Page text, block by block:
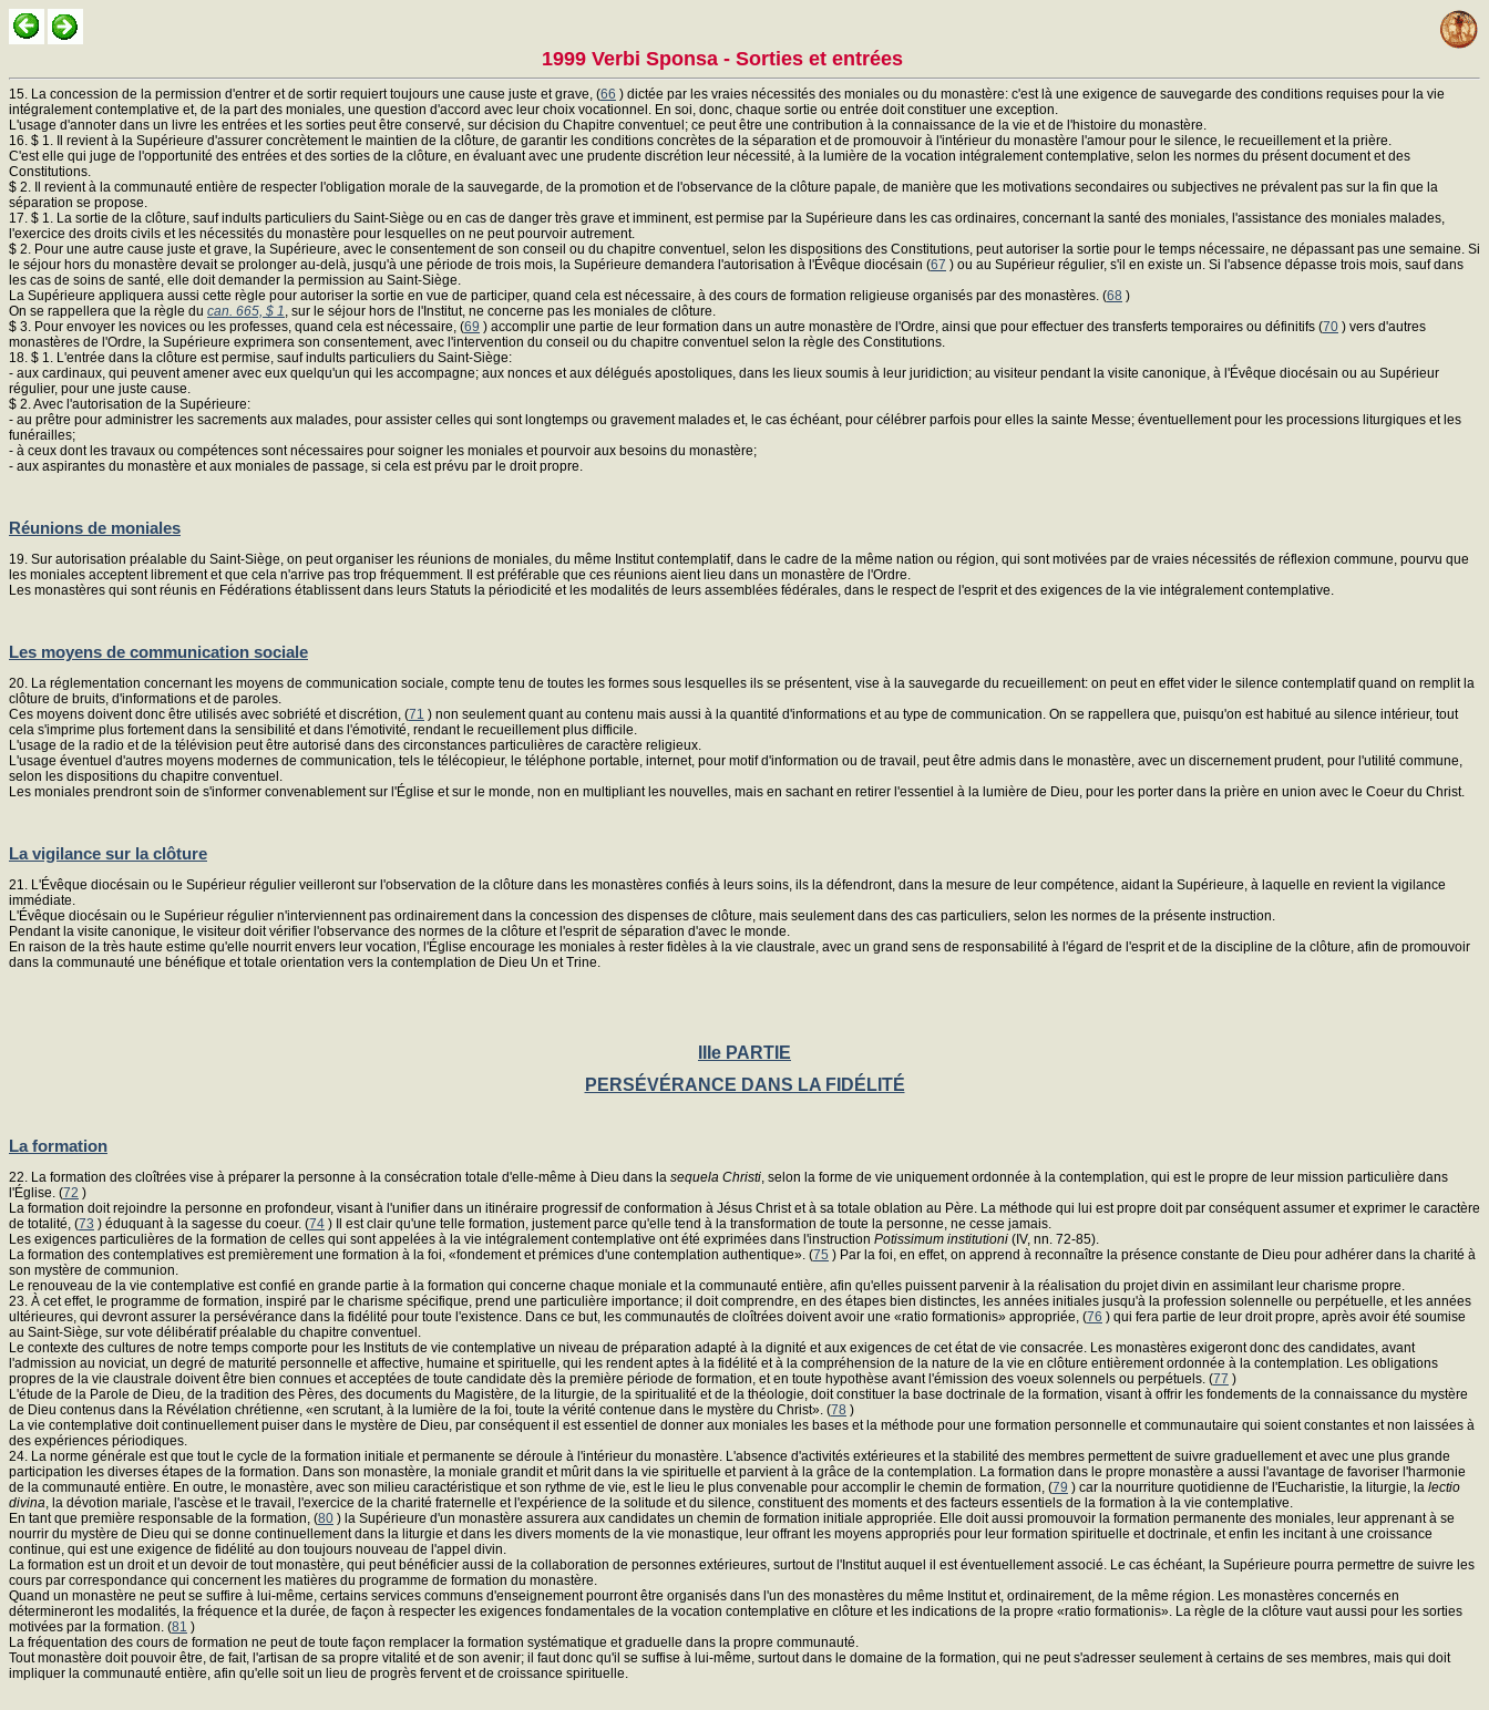
1999 Verbi Sponsa - Sorties et entrées
15. La concession de la permission d'entrer et de sortir requiert toujours une cause juste et grave, (66 ) dictée par les vraies nécessités des moniales ou du monastère: c'est là une exigence de sauvegarde des conditions requises pour la vie
intégralement contemplative et, de la part des moniales, une question d'accord avec leur choix vocationnel. En soi, donc, chaque sortie ou entrée doit constituer une exception.
L'usage d'annoter dans un livre les entrées et les sorties peut être conservé, sur décision du Chapitre conventuel; ce peut être une contribution à la connaissance de la vie et de l'histoire du monastère.
16. $ 1. Il revient à la Supérieure d'assurer concrètement le maintien de la clôture, de garantir les conditions concrètes de la séparation et de promouvoir à l'intérieur du monastère l'amour pour le silence, le recueillement et la prière.
C'est elle qui juge de l'opportunité des entrées et des sorties de la clôture, en évaluant avec une prudente discrétion leur nécessité, à la lumière de la vocation intégralement contemplative, selon les normes du présent document et des
Constitutions.
$ 2. Il revient à la communauté entière de respecter l'obligation morale de la sauvegarde, de la promotion et de l'observance de la clôture papale, de manière que les motivations secondaires ou subjectives ne prévalent pas sur la fin que la
séparation se propose.
17. $ 1. La sortie de la clôture, sauf indults particuliers du Saint-Siège ou en cas de danger très grave et imminent, est permise par la Supérieure dans les cas ordinaires, concernant la santé des moniales, l'assistance des moniales malades,
l'exercice des droits civils et les nécessités du monastère pour lesquelles on ne peut pourvoir autrement.
$ 2. Pour une autre cause juste et grave, la Supérieure, avec le consentement de son conseil ou du chapitre conventuel, selon les dispositions des Constitutions, peut autoriser la sortie pour le temps nécessaire, ne dépassant pas une semaine. Si
le séjour hors du monastère devait se prolonger au-delà, jusqu'à une période de trois mois, la Supérieure demandera l'autorisation à l'Évêque diocésain (67 ) ou au Supérieur régulier, s'il en existe un. Si l'absence dépasse trois mois, sauf dans
les cas de soins de santé, elle doit demander la permission au Saint-Siège.
La Supérieure appliquera aussi cette règle pour autoriser la sortie en vue de participer, quand cela est nécessaire, à des cours de formation religieuse organisés par des monastères. (68 )
On se rappellera que la règle du can. 665, $ 1, sur le séjour hors de l'Institut, ne concerne pas les moniales de clôture.
$ 3. Pour envoyer les novices ou les professes, quand cela est nécessaire, (69 ) accomplir une partie de leur formation dans un autre monastère de l'Ordre, ainsi que pour effectuer des transferts temporaires ou définitifs (70 ) vers d'autres
monastères de l'Ordre, la Supérieure exprimera son consentement, avec l'intervention du conseil ou du chapitre conventuel selon la règle des Constitutions.
18. $ 1. L'entrée dans la clôture est permise, sauf indults particuliers du Saint-Siège:
- aux cardinaux, qui peuvent amener avec eux quelqu'un qui les accompagne; aux nonces et aux délégués apostoliques, dans les lieux soumis à leur juridiction; au visiteur pendant la visite canonique, à l'Évêque diocésain ou au Supérieur
régulier, pour une juste cause.
$ 2. Avec l'autorisation de la Supérieure:
- au prêtre pour administrer les sacrements aux malades, pour assister celles qui sont longtemps ou gravement malades et, le cas échéant, pour célébrer parfois pour elles la sainte Messe; éventuellement pour les processions liturgiques et les
funérailles;
- à ceux dont les travaux ou compétences sont nécessaires pour soigner les moniales et pourvoir aux besoins du monastère;
- aux aspirantes du monastère et aux moniales de passage, si cela est prévu par le droit propre.
Réunions de moniales
19. Sur autorisation préalable du Saint-Siège, on peut organiser les réunions de moniales, du même Institut contemplatif, dans le cadre de la même nation ou région, qui sont motivées par de vraies nécessités de réflexion commune, pourvu que
les moniales acceptent librement et que cela n'arrive pas trop fréquemment. Il est préférable que ces réunions aient lieu dans un monastère de l'Ordre.
Les monastères qui sont réunis en Fédérations établissent dans leurs Statuts la périodicité et les modalités de leurs assemblées fédérales, dans le respect de l'esprit et des exigences de la vie intégralement contemplative.
Les moyens de communication sociale
20. La réglementation concernant les moyens de communication sociale, compte tenu de toutes les formes sous lesquelles ils se présentent, vise à la sauvegarde du recueillement: on peut en effet vider le silence contemplatif quand on remplit la
clôture de bruits, d'informations et de paroles.
Ces moyens doivent donc être utilisés avec sobriété et discrétion, (71 ) non seulement quant au contenu mais aussi à la quantité d'informations et au type de communication. On se rappellera que, puisqu'on est habitué au silence intérieur, tout
cela s'imprime plus fortement dans la sensibilité et dans l'émotivité, rendant le recueillement plus difficile.
L'usage de la radio et de la télévision peut être autorisé dans des circonstances particulières de caractère religieux.
L'usage éventuel d'autres moyens modernes de communication, tels le télécopieur, le téléphone portable, internet, pour motif d'information ou de travail, peut être admis dans le monastère, avec un discernement prudent, pour l'utilité commune,
selon les dispositions du chapitre conventuel.
Les moniales prendront soin de s'informer convenablement sur l'Église et sur le monde, non en multipliant les nouvelles, mais en sachant en retirer l'essentiel à la lumière de Dieu, pour les porter dans la prière en union avec le Coeur du Christ.
La vigilance sur la clôture
21. L'Évêque diocésain ou le Supérieur régulier veilleront sur l'observation de la clôture dans les monastères confiés à leurs soins, ils la défendront, dans la mesure de leur compétence, aidant la Supérieure, à laquelle en revient la vigilance
immédiate.
L'Évêque diocésain ou le Supérieur régulier n'interviennent pas ordinairement dans la concession des dispenses de clôture, mais seulement dans des cas particuliers, selon les normes de la présente instruction.
Pendant la visite canonique, le visiteur doit vérifier l'observance des normes de la clôture et l'esprit de séparation d'avec le monde.
En raison de la très haute estime qu'elle nourrit envers leur vocation, l'Église encourage les moniales à rester fidèles à la vie claustrale, avec un grand sens de responsabilité à l'égard de l'esprit et de la discipline de la clôture, afin de promouvoir
dans la communauté une bénéfique et totale orientation vers la contemplation de Dieu Un et Trine.
IIIe PARTIE
PERSÉVÉRANCE DANS LA FIDÉLITÉ
La formation
22. La formation des cloîtrées vise à préparer la personne à la consécration totale d'elle-même à Dieu dans la sequela Christi , selon la forme de vie uniquement ordonnée à la contemplation, qui est le propre de leur mission particulière dans
l'Église. (72 )
La formation doit rejoindre la personne en profondeur, visant à l'unifier dans un itinéraire progressif de conformation à Jésus Christ et à sa totale oblation au Père. La méthode qui lui est propre doit par conséquent assumer et exprimer le caractère
de totalité, (73 ) éduquant à la sagesse du coeur. (74 ) Il est clair qu'une telle formation, justement parce qu'elle tend à la transformation de toute la personne, ne cesse jamais.
Les exigences particulières de la formation de celles qui sont appelées à la vie intégralement contemplative ont été exprimées dans l'instruction Potissimum institutioni (IV, nn. 72-85).
La formation des contemplatives est premièrement une formation à la foi, «fondement et prémices d'une contemplation authentique». (75 ) Par la foi, en effet, on apprend à reconnaître la présence constante de Dieu pour adhérer dans la charité à
son mystère de communion.
Le renouveau de la vie contemplative est confié en grande partie à la formation qui concerne chaque moniale et la communauté entière, afin qu'elles puissent parvenir à la réalisation du projet divin en assimilant leur charisme propre.
23. À cet effet, le programme de formation, inspiré par le charisme spécifique, prend une particulière importance; il doit comprendre, en des étapes bien distinctes, les années initiales jusqu'à la profession solennelle ou perpétuelle, et les années
ultérieures, qui devront assurer la persévérance dans la fidélité pour toute l'existence. Dans ce but, les communautés de cloîtrées doivent avoir une «ratio formationis» appropriée, (76 ) qui fera partie de leur droit propre, après avoir été soumise
au Saint-Siège, sur vote délibératif préalable du chapitre conventuel.
Le contexte des cultures de notre temps comporte pour les Instituts de vie contemplative un niveau de préparation adapté à la dignité et aux exigences de cet état de vie consacrée. Les monastères exigeront donc des candidates, avant
l'admission au noviciat, un degré de maturité personnelle et affective, humaine et spirituelle, qui les rendent aptes à la fidélité et à la compréhension de la nature de la vie en clôture entièrement ordonnée à la contemplation. Les obligations
propres de la vie claustrale doivent être bien connues et acceptées de toute candidate dès la première période de formation, et en toute hypothèse avant l'émission des voeux solennels ou perpétuels. (77 )
L'étude de la Parole de Dieu, de la tradition des Pères, des documents du Magistère, de la liturgie, de la spiritualité et de la théologie, doit constituer la base doctrinale de la formation, visant à offrir les fondements de la connaissance du mystère
de Dieu contenus dans la Révélation chrétienne, «en scrutant, à la lumière de la foi, toute la vérité contenue dans le mystère du Christ». (78 )
La vie contemplative doit continuellement puiser dans le mystère de Dieu, par conséquent il est essentiel de donner aux moniales les bases et la méthode pour une formation personnelle et communautaire qui soient constantes et non laissées à
des expériences périodiques.
24. La norme générale est que tout le cycle de la formation initiale et permanente se déroule à l'intérieur du monastère. L'absence d'activités extérieures et la stabilité des membres permettent de suivre graduellement et avec une plus grande
participation les diverses étapes de la formation. Dans son monastère, la moniale grandit et mûrit dans la vie spirituelle et parvient à la grâce de la contemplation. La formation dans le propre monastère a aussi l'avantage de favoriser l'harmonie
de la communauté entière. En outre, le monastère, avec son milieu caractéristique et son rythme de vie, est le lieu le plus convenable pour accomplir le chemin de formation, (79 ) car la nourriture quotidienne de l'Eucharistie, la liturgie, la lectio
divina , la dévotion mariale, l'ascèse et le travail, l'exercice de la charité fraternelle et l'expérience de la solitude et du silence, constituent des moments et des facteurs essentiels de la formation à la vie contemplative.
En tant que première responsable de la formation, (80 ) la Supérieure d'un monastère assurera aux candidates un chemin de formation initiale appropriée. Elle doit aussi promouvoir la formation permanente des moniales, leur apprenant à se
nourrir du mystère de Dieu qui se donne continuellement dans la liturgie et dans les divers moments de la vie monastique, leur offrant les moyens appropriés pour leur formation spirituelle et doctrinale, et enfin les incitant à une croissance
continue, qui est une exigence de fidélité au don toujours nouveau de l'appel divin.
La formation est un droit et un devoir de tout monastère, qui peut bénéficier aussi de la collaboration de personnes extérieures, surtout de l'Institut auquel il est éventuellement associé. Le cas échéant, la Supérieure pourra permettre de suivre les
cours par correspondance qui concernent les matières du programme de formation du monastère.
Quand un monastère ne peut se suffire à lui-même, certains services communs d'enseignement pourront être organisés dans l'un des monastères du même Institut et, ordinairement, de la même région. Les monastères concernés en
détermineront les modalités, la fréquence et la durée, de façon à respecter les exigences fondamentales de la vocation contemplative en clôture et les indications de la propre «ratio formationis». La règle de la clôture vaut aussi pour les sorties
motivées par la formation. (81 )
La fréquentation des cours de formation ne peut de toute façon remplacer la formation systématique et graduelle dans la propre communauté.
Tout monastère doit pouvoir être, de fait, l'artisan de sa propre vitalité et de son avenir; il faut donc qu'il se suffise à lui-même, surtout dans le domaine de la formation, qui ne peut s'adresser seulement à certains de ses membres, mais qui doit
impliquer la communauté entière, afin qu'elle soit un lieu de progrès fervent et de croissance spirituelle.